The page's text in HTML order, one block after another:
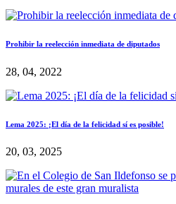
Prohibir la reelección inmediata de diputados
28, 04, 2022
Lema 2025: ¡El día de la felicidad sí es posible!
20, 03, 2025